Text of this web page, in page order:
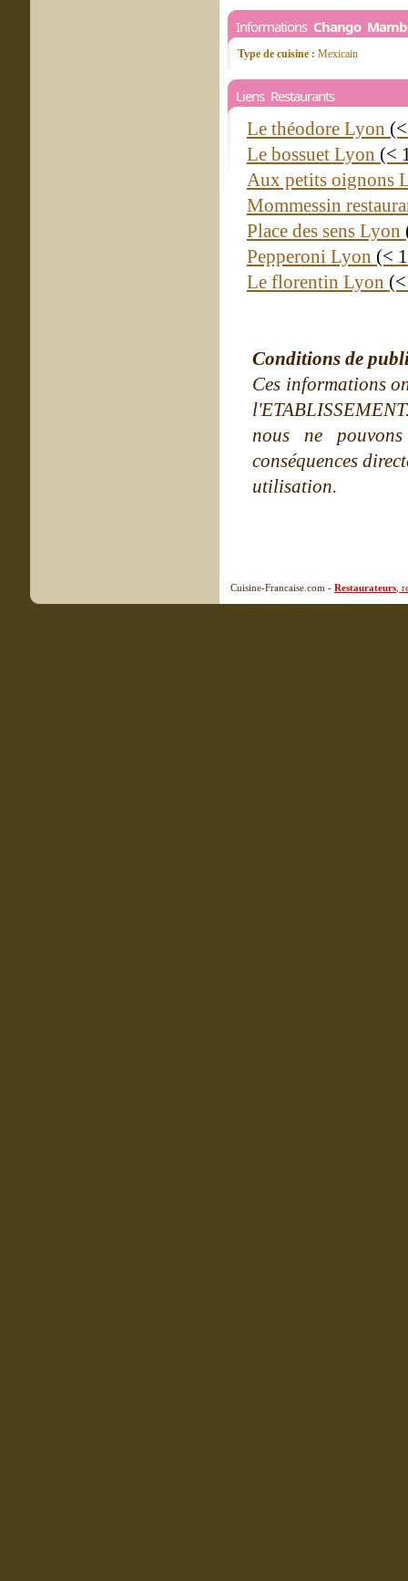
Informations Chango
Type de cuisine : Mexicain
Liens Restaurants
Le théodore Lyon
Le bossuet Lyon (<
Aux petits oignons
Mommessin
Place des sens Lyon
Pepperoni Lyon (<
Le florentin Lyon
Conditions de
Ces informations
nous ne
conséquences
utilisation.
Cuisine-Francaise.com - Restaurateurs ,